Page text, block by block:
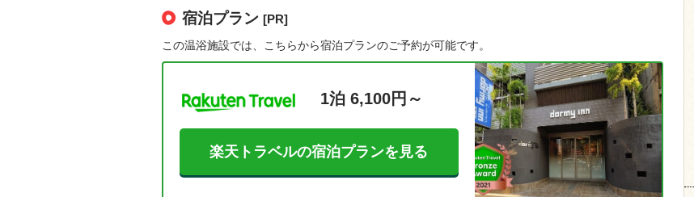
宿泊プラン [PR]
この温浴施設では、こちらから宿泊プランのご予約が可能です。
1泊 6,100円～
楽天トラベルの宿泊プランを見る